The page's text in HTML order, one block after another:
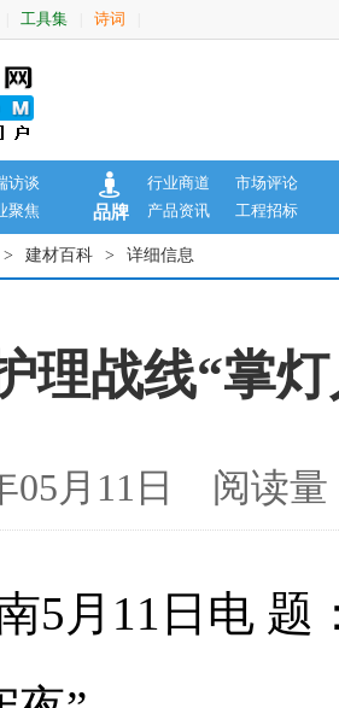
工具集 诗词
访谈
聚焦 品牌
行业商道
市场评论
产品资讯
工程招标
> 建材百科 > 详细信息
理战线“掌
05月11日 阅读
11日电 题：